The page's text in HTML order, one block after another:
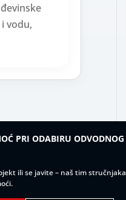
vodu,
PRI ODABIRU ODVODNOG
ili se javite – naš tim stručnjaka